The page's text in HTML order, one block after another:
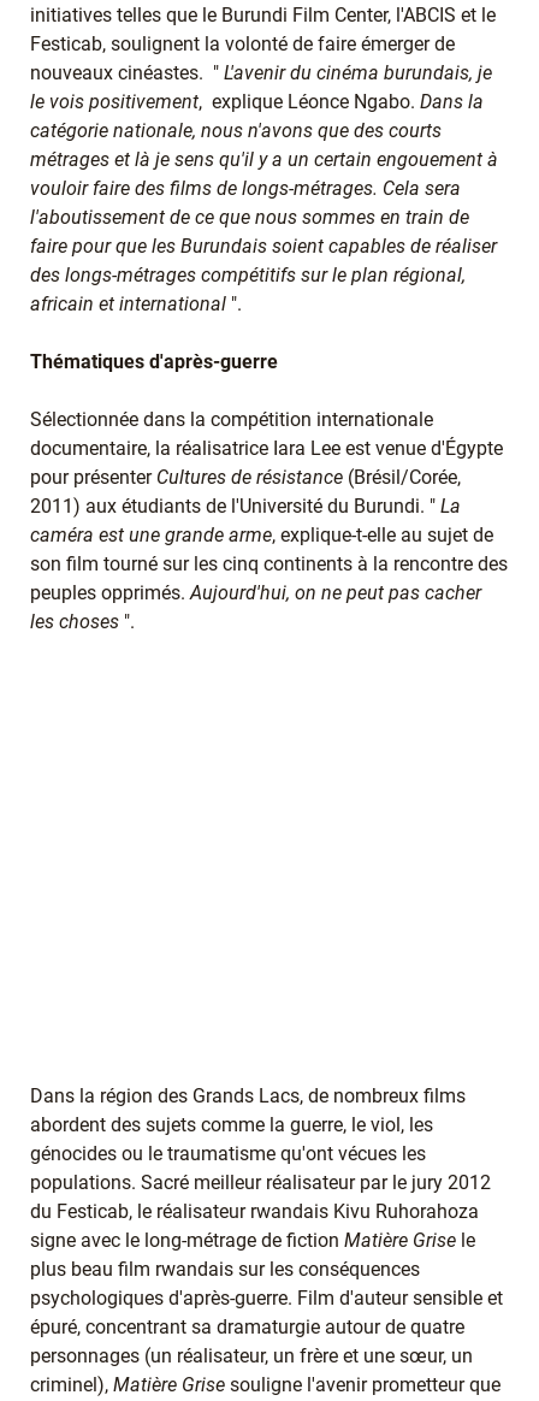
initiatives telles que le Burundi Film Center, l'ABCIS et le
Festicab, soulignent la volonté de faire émerger de
nouveaux cinéastes. " L'avenir du cinéma burundais, je
le vois positivement, explique Léonce Ngabo. Dans la
catégorie nationale, nous n'avons que des courts
métrages et là je sens qu'il y a un certain engouement à
vouloir faire des films de longs-métrages. Cela sera
l'aboutissement de ce que nous sommes en train de
faire pour que les Burundais soient capables de réaliser
des longs-métrages compétitifs sur le plan régional,
africain et international ".
Thématiques d'après-guerre
Sélectionnée dans la compétition internationale
documentaire, la réalisatrice Iara Lee est venue d'Égypte
pour présenter Cultures de résistance (Brésil/Corée,
2011) aux étudiants de l'Université du Burundi. " La
caméra est une grande arme, explique-t-elle au sujet de
son film tourné sur les cinq continents à la rencontre des
peuples opprimés.Aujourd'hui, on ne peut pas cacher
les choses ".
Dans la région des Grands Lacs, de nombreux films
abordent des sujets comme la guerre, le viol, les
génocides ou le traumatisme qu'ont vécues les
populations. Sacré meilleur réalisateur par le jury 2012
du Festicab, le réalisateur rwandais Kivu Ruhorahoza
signe avec le long-métrage de fiction Matière Grise le
plus beau film rwandais sur les conséquences
psychologiques d'après-guerre. Film d'auteur sensible et
épuré, concentrant sa dramaturgie autour de quatre
personnages (un réalisateur, un frère et une sœur, un
criminel), Matière Grise souligne l'avenir prometteur que